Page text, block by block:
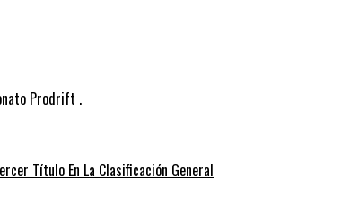
Prodrift .
Título En La Clasificación General